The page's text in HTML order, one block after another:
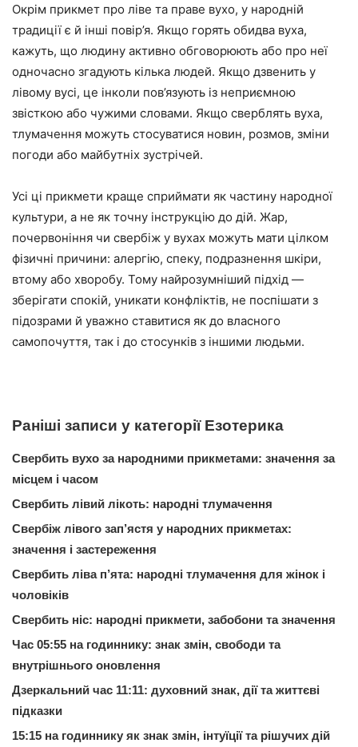
Окрім прикмет про ліве та праве вухо, у народній
традиції є й інші повір’я. Якщо горять обидва вуха,
кажуть, що людину активно обговорюють або про неї
одночасно згадують кілька людей. Якщо дзвенить у
лівому вусі, це інколи пов’язують із неприємною
звісткою або чужими словами. Якщо сверблять вуха,
тлумачення можуть стосуватися новин, розмов, зміни
погоди або майбутніх зустрічей.
Усі ці прикмети краще сприймати як частину народної
культури, а не як точну інструкцію до дій. Жар,
почервоніння чи свербіж у вухах можуть мати цілком
фізичні причини: алергію, спеку, подразнення шкіри,
втому або хворобу. Тому найрозумніший підхід —
зберігати спокій, уникати конфліктів, не поспішати з
підозрами й уважно ставитися як до власного
самопочуття, так і до стосунків з іншими людьми.
Раніші записи у категорії Езотерика
Свербить вухо за народними прикметами: значення за
місцем і часом
Свербить лівий лікоть: народні тлумачення
Свербіж лівого зап’ястя у народних прикметах:
значення і застереження
Свербить ліва п’ята: народні тлумачення для жінок і
чоловіків
Свербить ніс: народні прикмети, забобони та значення
Час 05:55 на годиннику: знак змін, свободи та
внутрішнього оновлення
Дзеркальний час 11:11: духовний знак, дії та життєві
підказки
15:15 на годиннику як знак змін, інтуїції та рішучих дій